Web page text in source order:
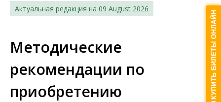
Актуальная редакция на 09 August 2026
Методические
рекомендации по
приобретению